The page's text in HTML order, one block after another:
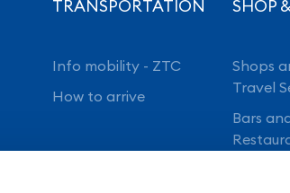
TRANSPORTATION
Info mobility - ZTC
How to arrive
SHOP
Shops
Travel
Bars